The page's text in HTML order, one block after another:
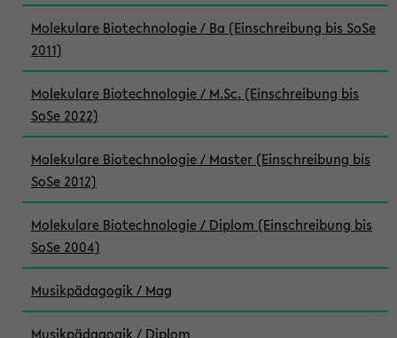
Molekulare Biotechnologie / Ba (Einschreibung bis SoSe
2011)
Molekulare Biotechnologie / M.Sc. (Einschreibung bis
SoSe 2022)
Molekulare Biotechnologie / Master (Einschreibung bis
SoSe 2012)
Molekulare Biotechnologie / Diplom (Einschreibung bis
SoSe 2004)
Musikpädagogik / Mag
Musikpädagogik / Diplom